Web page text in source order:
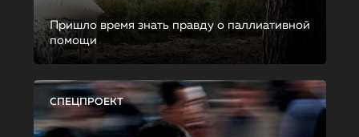
Пришло время знать правду о паллиативной
помощи
СПЕЦПРОЕКТ